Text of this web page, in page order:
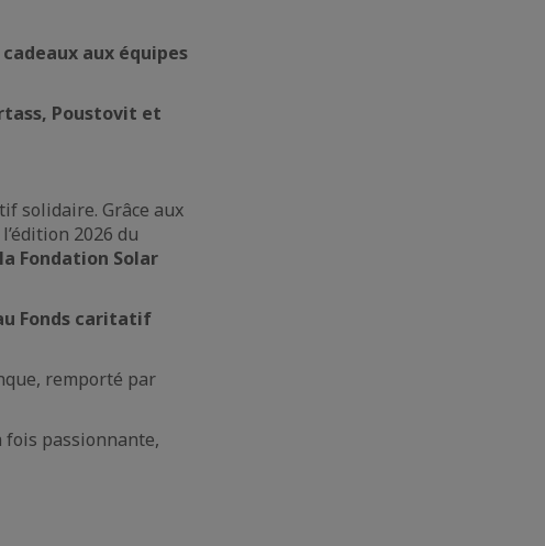
aux équipes
Poustovit et
solidaire. Grâce aux
2026 du
Fondation Solar
Fonds caritatif
remporté par
fois passionnante,